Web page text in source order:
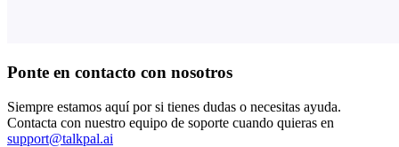
Ponte en contacto con nosotros
Siempre estamos aquí por si tienes dudas o necesitas ayuda.
Contacta con nuestro equipo de soporte cuando quieras en
support@talkpal.ai